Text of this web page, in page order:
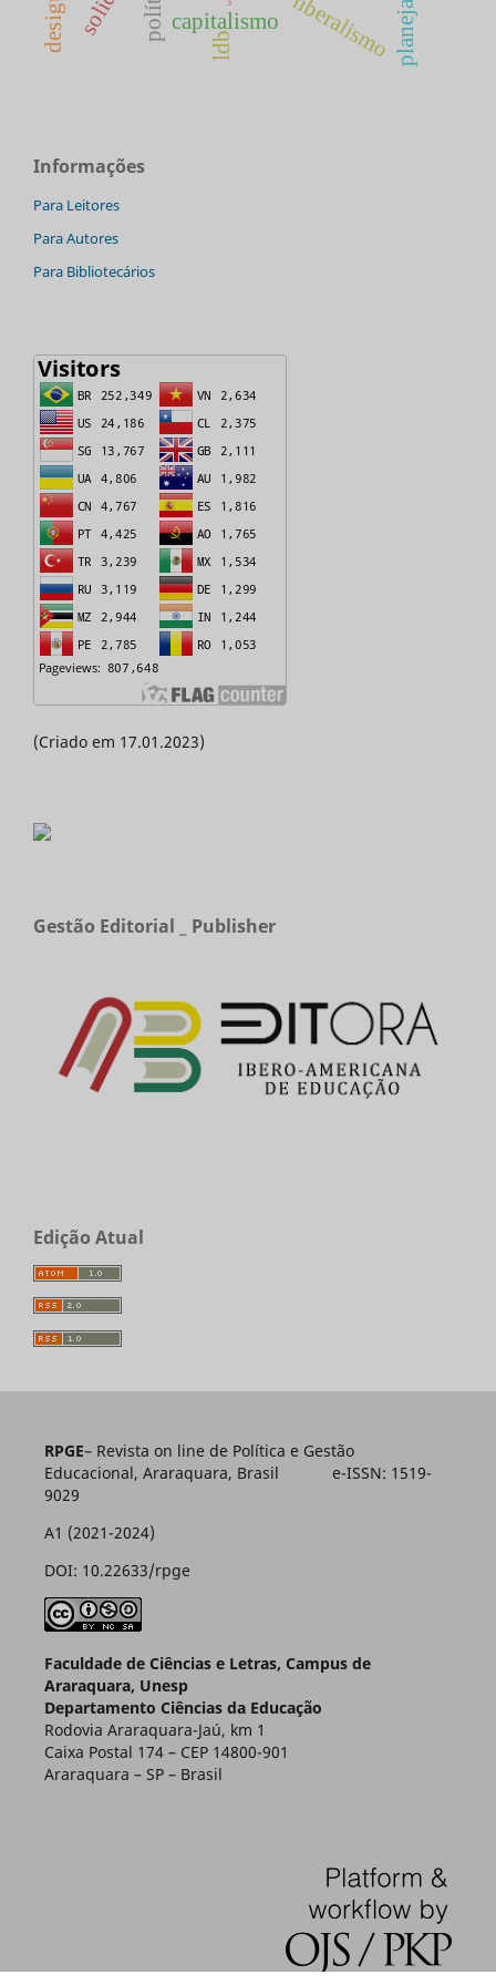
liberalismo
capitalismo
ldb
Informações
Para Leitores
Para Autores
Para Bibliotecários
(Criado em 17.01.2023)
Gestão Editorial _ Publisher
Edição Atual
RPGE– Revista on line de Política e Gestão
Educacional, Araraquara, Brasil e-ISSN: 1519-
9029
A1 (2021-2024)
DOI: 10.22633/rpge
Faculdade de Ciências e Letras, Campus de
Araraquara, Unesp
Departamento Ciências da Educação
Rodovia Araraquara-Jaú, km 1
Caixa Postal 174 – CEP 14800-901
Araraquara – SP – Brasil